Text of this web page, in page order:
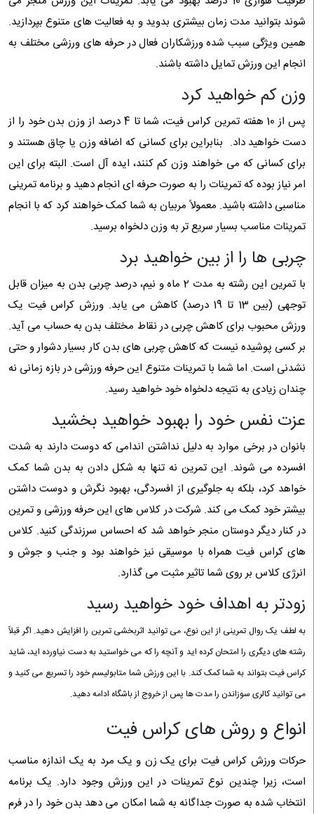
شوند بتوانید مدت زمان بیشتری بدوید و به فعالیت های متنوع بپردازید.
همین ویژگی سبب شده ورزشکاران فعال در حرفه های ورزشی مختلف به
انجام این ورزش تمایل داشته باشند.
وزن کم خواهید کرد
پس از 10 هفته تمرین کراس فیت، شما تا 4 درصد از وزن بدن خود را از
دست خواهید داد. بنابراین برای کسانی که اضافه وزن یا چاق هستند و
برای کسانی که می خواهند وزن کم کنند، ایده آل است. البته برای این
امر نیاز بوده که تمرینات را به صورت حرفه ای انجام دهید و برنامه تمرینی
مناسبی داشته باشید. معمولاً مربیان به شما کمک خواهند کرد که با انجام
تمرینات مناسب بسیار سریع تر به وزن دلخواه برسید.
چربی ها را از بین خواهید برد
با تمرین این رشته به مدت 2 ماه و نیم، درصد چربی بدن به میزان قابل
توجهی (بین 13 تا 19 درصد) کاهش می یابد. ورزش کراس فیت یک
ورزش محبوب برای کاهش چربی در نقاط مختلف بدن به حساب می آید.
بر کسی پوشیده نیست که کاهش چربی های بدن کار بسیار دشوار و حتی
نشدنی است. اما شما با تمرینات متنوع این حرفه ورزشی در بازه زمانی نه
چندان زیادی به نتیجه دلخواه خود خواهید رسید.
عزت نفس خود را بهبود خواهید بخشید
بانوان در برخی موارد به دلیل نداشتن اندامی که دوست دارند به شدت
افسرده می شوند. این تمرین نه تنها به شکل دادن به بدن شما کمک
خواهد کرد، بلکه به جلوگیری از افسردگی، بهبود نگرش و دوست داشتن
بیشتر خود کمک می کند. شرکت در کلاس های این حرفه ورزشی و تمرین
در کنار دیگر دوستان منجر خواهد شد که احساس سرزندگی کنید. کلاس
های کراس فیت همراه با موسیقی نیز خواهند بود و جنب و جوش و
انرژی کلاس بر روی شما تاثیر مثبت می گذارد.
زودتر به اهداف خود خواهید رسید
به لطف یک روال تمرینی از این نوع، می توانید اثربخشی تمرین را افزایش دهید. اگر قبلاً
رشته های دیگری را امتحان کرده‌ اید و آنچه را که می‌ خواستید به دست نیاورده‌ اید، شاید
کراس فیت بتواند به شما کمک کند. با این ورزش شما متابولیسم خود را تسریع می کنید و
می‌ توانید کالری سوزاندن را مدت‌ ها پس از خروج از باشگاه ادامه دهید.
انواع و روش های کراس فیت
حرکات ورزش کراس‌ فیت برای یک زن و یک مرد به یک اندازه مناسب
است، زیرا چندین نوع تمرینات در این ورزش وجود دارد. یک برنامه
انتخاب شده به صورت جداگانه به شما امکان می دهد بدن خود را در فرم